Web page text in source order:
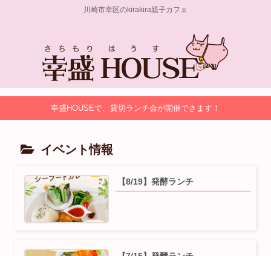
川崎市幸区のkirakira親子カフェ
幸盛HOUSEで、貸切ランチ会が開催できます！
イベント情報
【8/19】発酵ランチ